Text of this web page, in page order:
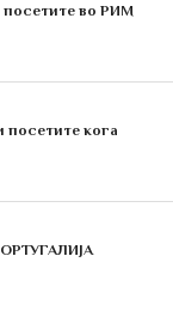
посетите во РИМ
посетите кога